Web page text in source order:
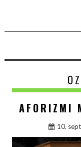
AFORIZMI
10.